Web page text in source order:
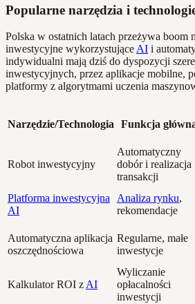
Popularne narzędzia i
Polska w ostatnich latach przeżywa boom
inwestycyjne wykorzystujące AI i
indywidualni mają dziś do dyspozycji
inwestycyjnych, przez aplikacje mobilne,
platformy z algorytmami uczenia
Narzędzie/Technologia Funkcja
Robot inwestycyjny
Automatyczny
dobór i realizacja
transakcji
Platforma inwestycyjna
AI
Analiza rynku,
rekomendacje
Automatyczna aplikacja
oszczędnościowa
Regularne, małe
inwestycje
Kalkulator ROI z AI
Wyliczanie
opłacalności
inwestycji